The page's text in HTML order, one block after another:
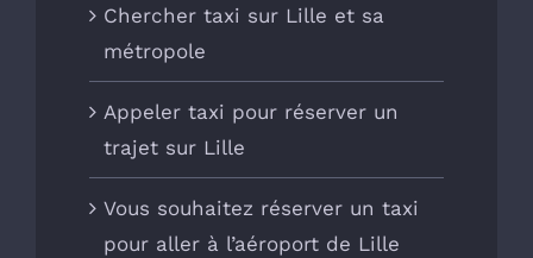
Chercher taxi sur Lille et sa
métropole
Appeler taxi pour réserver un
trajet sur Lille
Vous souhaitez réserver un taxi
pour aller à l’aéroport de Lille